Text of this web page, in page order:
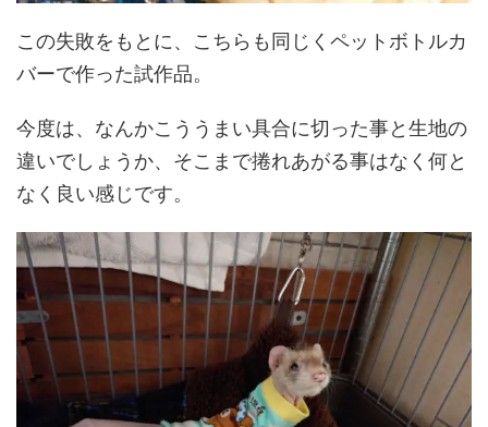
この失敗をもとに、こちらも同じくペットボトルカ
バーで作った試作品。
今度は、なんかこううまい具合に切った事と生地の
違いでしょうか、そこまで捲れあがる事はなく何と
なく良い感じです。